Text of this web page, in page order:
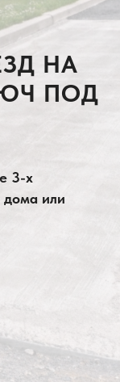
НА
ПОД
3-х
дома или